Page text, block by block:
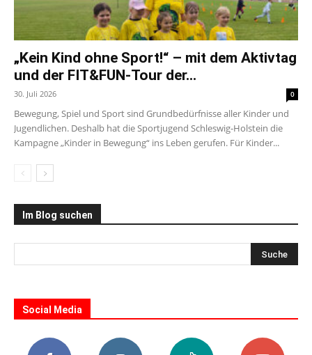
„Kein Kind ohne Sport!“ – mit dem Aktivtag
und der FIT&FUN-Tour der...
30. Juli 2026 0
Bewegung, Spiel und Sport sind Grundbedürfnisse aller Kinder und
Jugendlichen. Deshalb hat die Sportjugend Schleswig-Holstein die
Kampagne „Kinder in Bewegung“ ins Leben gerufen. Für Kinder...
Im Blog suchen
Social Media